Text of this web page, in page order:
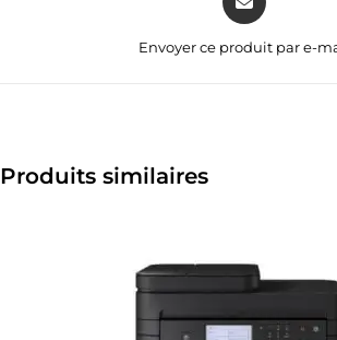
Envoyer ce produit par e-
Produits similaires